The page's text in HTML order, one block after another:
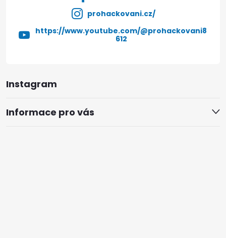
Instagram
Informace pro vás
prohackovani.cz/
https://www.youtube.com/@prohackovani8
612